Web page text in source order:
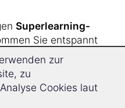
Superlearning-
Sie entspannt
voran
zur
zu
Cookies laut